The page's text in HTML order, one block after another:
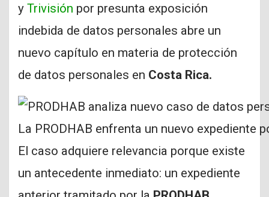
y Trivisión por presunta exposición
indebida de datos personales abre un
nuevo capítulo en materia de protección
de datos personales en Costa Rica.
La PRODHAB enfrenta un nuevo expediente
El caso adquiere relevancia porque existe
un antecedente inmediato: un expediente